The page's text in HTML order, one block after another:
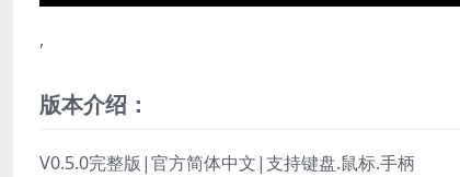
,
版本介绍：
V0.5.0完整版|官方简体中文|支持键盘.鼠标.手柄